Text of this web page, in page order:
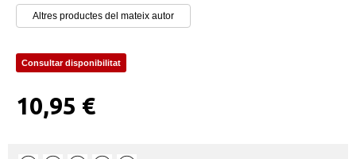
Altres productes del mateix autor
Consultar disponibilitat
10,95 €